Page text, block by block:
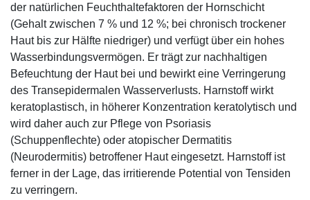
der natürlichen Feuchthaltefaktoren der Hornschicht
(Gehalt zwischen 7 % und 12 %; bei chronisch trockener
Haut bis zur Hälfte niedriger) und verfügt über ein hohes
Wasserbindungsvermögen. Er trägt zur nachhaltigen
Befeuchtung der Haut bei und bewirkt eine Verringerung
des Transepidermalen Wasserverlusts. Harnstoff wirkt
keratoplastisch, in höherer Konzentration keratolytisch und
wird daher auch zur Pflege von Psoriasis
(Schuppenflechte) oder atopischer Dermatitis
(Neurodermitis) betroffener Haut eingesetzt. Harnstoff ist
ferner in der Lage, das irritierende Potential von Tensiden
zu verringern.